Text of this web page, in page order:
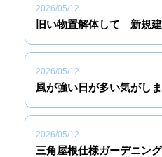
2026/05/12
旧い物置解体して 新規建
2026/05/12
風が強い日が多い気がしま
2026/05/12
三角屋根仕様ガーデ